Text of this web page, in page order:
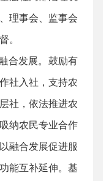
理事会、监事会
。
合发展。鼓励有
社入社，支持农
社，依法推进农
纳农民专业合作
融合发展促进服
能互补延伸。基